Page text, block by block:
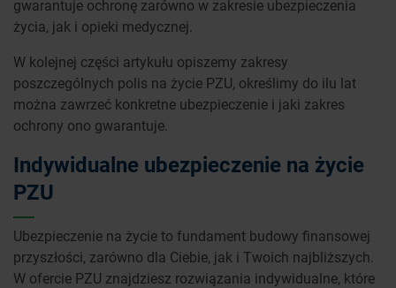
gwarantuje ochronę zarówno w zakresie ubezpieczenia
życia, jak i opieki medycznej.
W kolejnej części artykułu opiszemy zakresy
poszczególnych polis na życie PZU, określimy do ilu lat
można zawrzeć konkretne ubezpieczenie i jaki zakres
ochrony ono gwarantuje.
Indywidualne ubezpieczenie na życie
PZU
Ubezpieczenie na życie to fundament budowy finansowej
przyszłości, zarówno dla Ciebie, jak i Twoich najbliższych.
W ofercie PZU znajdziesz rozwiązania indywidualne, które